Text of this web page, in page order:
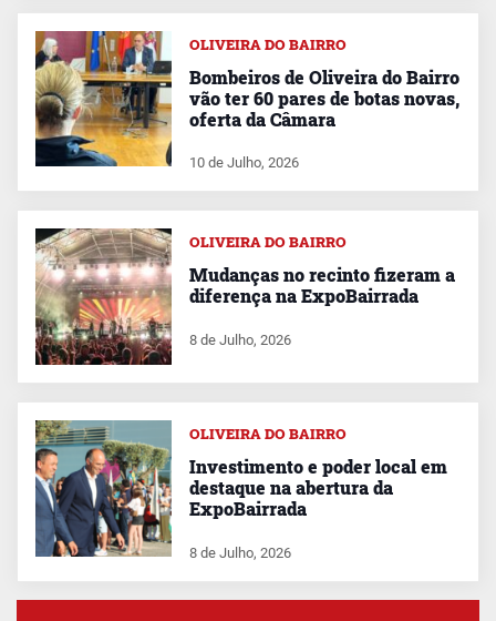
OLIVEIRA DO BAIRRO
Bombeiros de Oliveira do Bairro
vão ter 60 pares de botas novas,
oferta da Câmara
10 de Julho, 2026
OLIVEIRA DO BAIRRO
Mudanças no recinto fizeram a
diferença na ExpoBairrada
8 de Julho, 2026
OLIVEIRA DO BAIRRO
Investimento e poder local em
destaque na abertura da
ExpoBairrada
8 de Julho, 2026